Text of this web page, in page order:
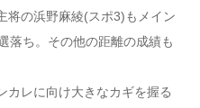
将の浜野麻綾(スポ3)もメイン
落ち。その他の距離の成績も
レに向け大きなカギを握る